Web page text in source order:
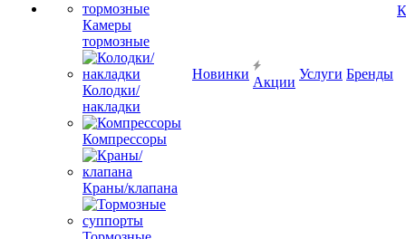
Камеры
тормозные
Колодки/
накладки
Компрессоры
Краны/клапана
Новинки
Акции
Услуги Бренды